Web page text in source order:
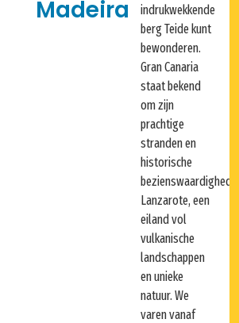
Madeira
indrukwekkende
berg Teide kunt
bewonderen.
Gran Canaria
staat bekend
om zijn
prachtige
stranden en
historische
bezienswaardigheden.
Lanzarote, een
eiland vol
vulkanische
landschappen
en unieke
natuur. We
varen vanaf